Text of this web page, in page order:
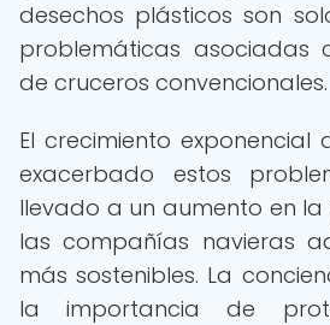
desechos plásticos son
problemáticas asociadas
de cruceros convencionales.
El crecimiento exponencial
exacerbado estos
llevado a un aumento en
las compañías navieras
más sostenibles. La
la importancia de